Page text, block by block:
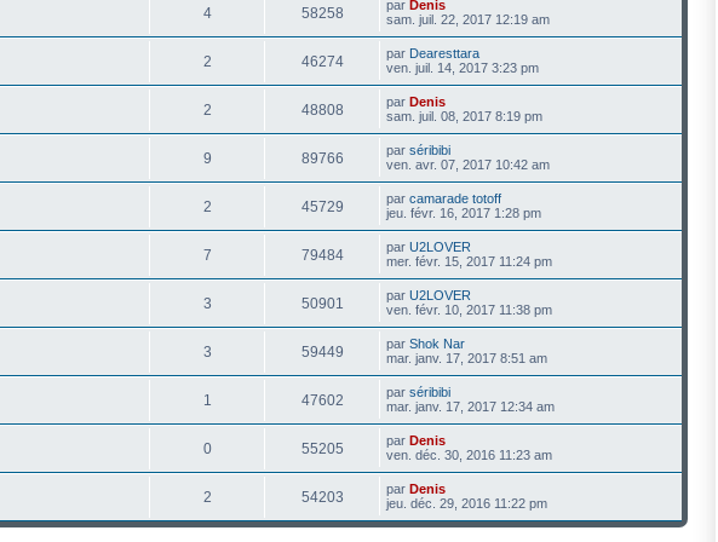
4 58258 par Denis
sam. juil. 22, 2017 12:19 am
2 46274 par Dearesttara
ven. juil. 14, 2017 3:23 pm
2 48808 par Denis
sam. juil. 08, 2017 8:19 pm
9 89766 par séribibi
ven. avr. 07, 2017 10:42 am
2 45729 par camarade totoff
jeu. févr. 16, 2017 1:28 pm
7 79484 par U2LOVER
mer. févr. 15, 2017 11:24 pm
3 50901 par U2LOVER
ven. févr. 10, 2017 11:38 pm
3 59449 par Shok Nar
mar. janv. 17, 2017 8:51 am
1 47602 par séribibi
mar. janv. 17, 2017 12:34 am
0 55205 par Denis
ven. déc. 30, 2016 11:23 am
2 54203 par Denis
jeu. déc. 29, 2016 11:22 pm